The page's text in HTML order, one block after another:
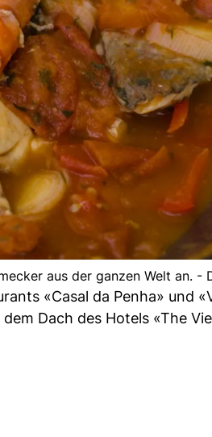
aus der ganzen Welt an. -
«Casal da Penha» und
Dach des Hotels «The